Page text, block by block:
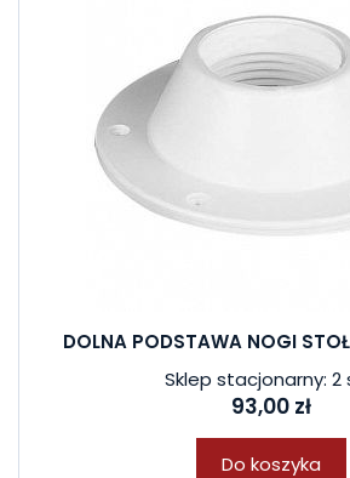
DOLNA PODSTAWA NOGI
Sklep stacjonarny: 2
93,00 zł
Do koszyka